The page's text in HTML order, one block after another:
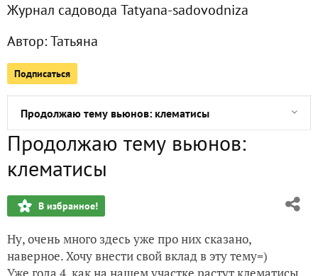
Журнал садовода Tatyana-sadovodniza
Автор:Татьяна
Подписаться
Тюльпаны и нарциссы - красивые цветы с мифическими
Как наш сад отпраздновал весну
Перелески - первые вестники весны в моём саду
Продолжаю тему вьюнов: клематисы
Какой он - виноград в девичестве?
Калина красная
Отцвели уж давно хризантемы в саду
Продолжаю тему вьюнов:
клематисы
В избранное!
Ну, очень много здесь уже про них сказано,
наверное. Хочу внести свой вклад в эту тему=)